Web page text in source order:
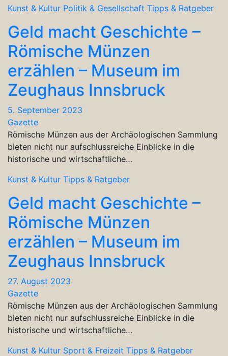
Kunst & Kultur Politik & Gesellschaft Tipps & Ratgeber
Geld macht Geschichte –
Römische Münzen
erzählen – Museum im
Zeughaus Innsbruck
5. September 2023
Gazette
Römische Münzen aus der Archäologischen Sammlung
bieten nicht nur aufschlussreiche Einblicke in die
historische und wirtschaftliche…
Kunst & Kultur Tipps & Ratgeber
Geld macht Geschichte –
Römische Münzen
erzählen – Museum im
Zeughaus Innsbruck
27. August 2023
Gazette
Römische Münzen aus der Archäologischen Sammlung
bieten nicht nur aufschlussreiche Einblicke in die
historische und wirtschaftliche…
Kunst & Kultur Sport & Freizeit Tipps & Ratgeber